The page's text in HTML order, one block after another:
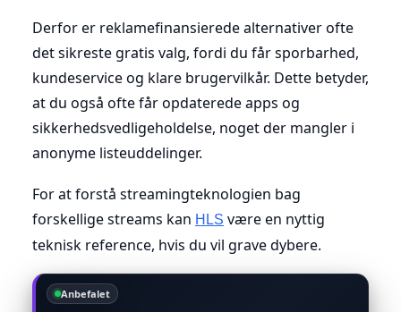
Derfor er reklamefinansierede alternativer ofte
det sikreste gratis valg, fordi du får sporbarhed,
kundeservice og klare brugervilkår. Dette betyder,
at du også ofte får opdaterede apps og
sikkerhedsvedligeholdelse, noget der mangler i
anonyme listeuddelinger.
For at forstå streamingteknologien bag
forskellige streams kan HLS være en nyttig
teknisk reference, hvis du vil grave dybere.
Anbefalet